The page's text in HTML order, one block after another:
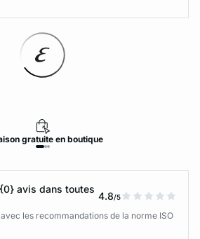
gratuite en boutique
avis dans toutes
4.8/5
les recommandations de la norme ISO